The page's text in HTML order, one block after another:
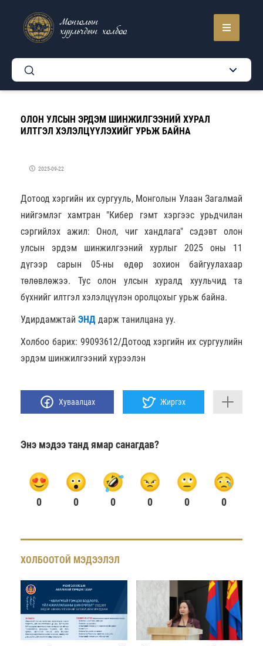
Монголын
хуульчдын холбоо
ОЛОН УЛСЫН ЭРДЭМ ШИНЖИЛГЭЭНИЙ ХУРАЛ
ИЛТГЭЛ ХЭЛЭЛЦҮҮЛЭХИЙГ УРЬЖ БАЙНА
2025-09-22
Дотоод хэргийн их сургууль, Монголын Улаан Загалмай
нийгэмлэг хамтран "Кибер гэмт хэргээс урьдчилан
сэргийлэх ажил: Онол, чиг хандлага" сэдэвт олон
улсын эрдэм шинжилгээний хурлыг 2025 оны 11
дүгээр сарын 05-ны өдөр зохион байгуулахаар
төлөвлөжээ. Тус олон улсын хуралд хуульчид та
бүхнийг илтгэл хэлэлцүүлэн оролцохыг урьж байна.
Удирдамжтай ЭНД дарж танилцана уу.
Холбоо барих: 99093612/Дотоод хэргийн их сургуулийн
эрдэм шинжилгээний хүрээлэн
Хуваалцах Жиргэх
Энэ мэдээ танд ямар санагдав?
0 0 0 0 0 0
ХОЛБООТОЙ МЭДЭЭЛЭЛ